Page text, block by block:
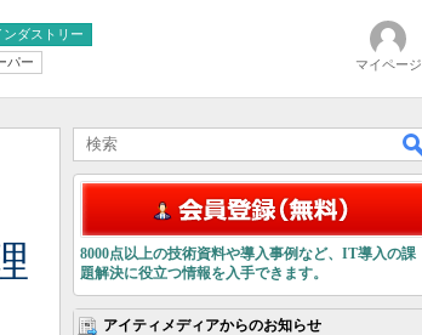
ンダストリー
パー マイページ
8000点以上の技術資料や導入事例など、IT導入の課
題解決に役立つ情報を入手できます。
アイティメディアからのお知らせ